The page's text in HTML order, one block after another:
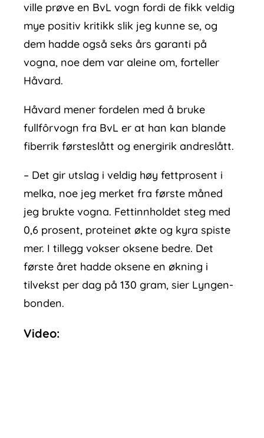
ville prøve en BvL vogn fordi de fikk veldig
mye positiv kritikk slik jeg kunne se, og
dem hadde også seks års garanti på
vogna, noe dem var aleine om, forteller
Håvard.
Håvard mener fordelen med å bruke
fullfôrvogn fra BvL er at han kan blande
fiberrik førsteslått og energirik andreslått.
– Det gir utslag i veldig høy fettprosent i
melka, noe jeg merket fra første måned
jeg brukte vogna. Fettinnholdet steg med
0,6 prosent, proteinet økte og kyra spiste
mer. I tillegg vokser oksene bedre. Det
første året hadde oksene en økning i
tilvekst per dag på 130 gram, sier Lyngen-
bonden.
Video: